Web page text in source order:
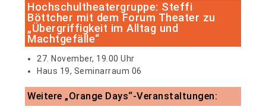
Hochschultheatergruppe: Steffi
Böttcher mit dem Forum Theater zu
„Übergriffigkeit im Alltag und
Machtgefälle“
27. November, 19.00 Uhr
Haus 19, Seminarraum 06
Weitere „Orange Days“-Veranstaltungen: